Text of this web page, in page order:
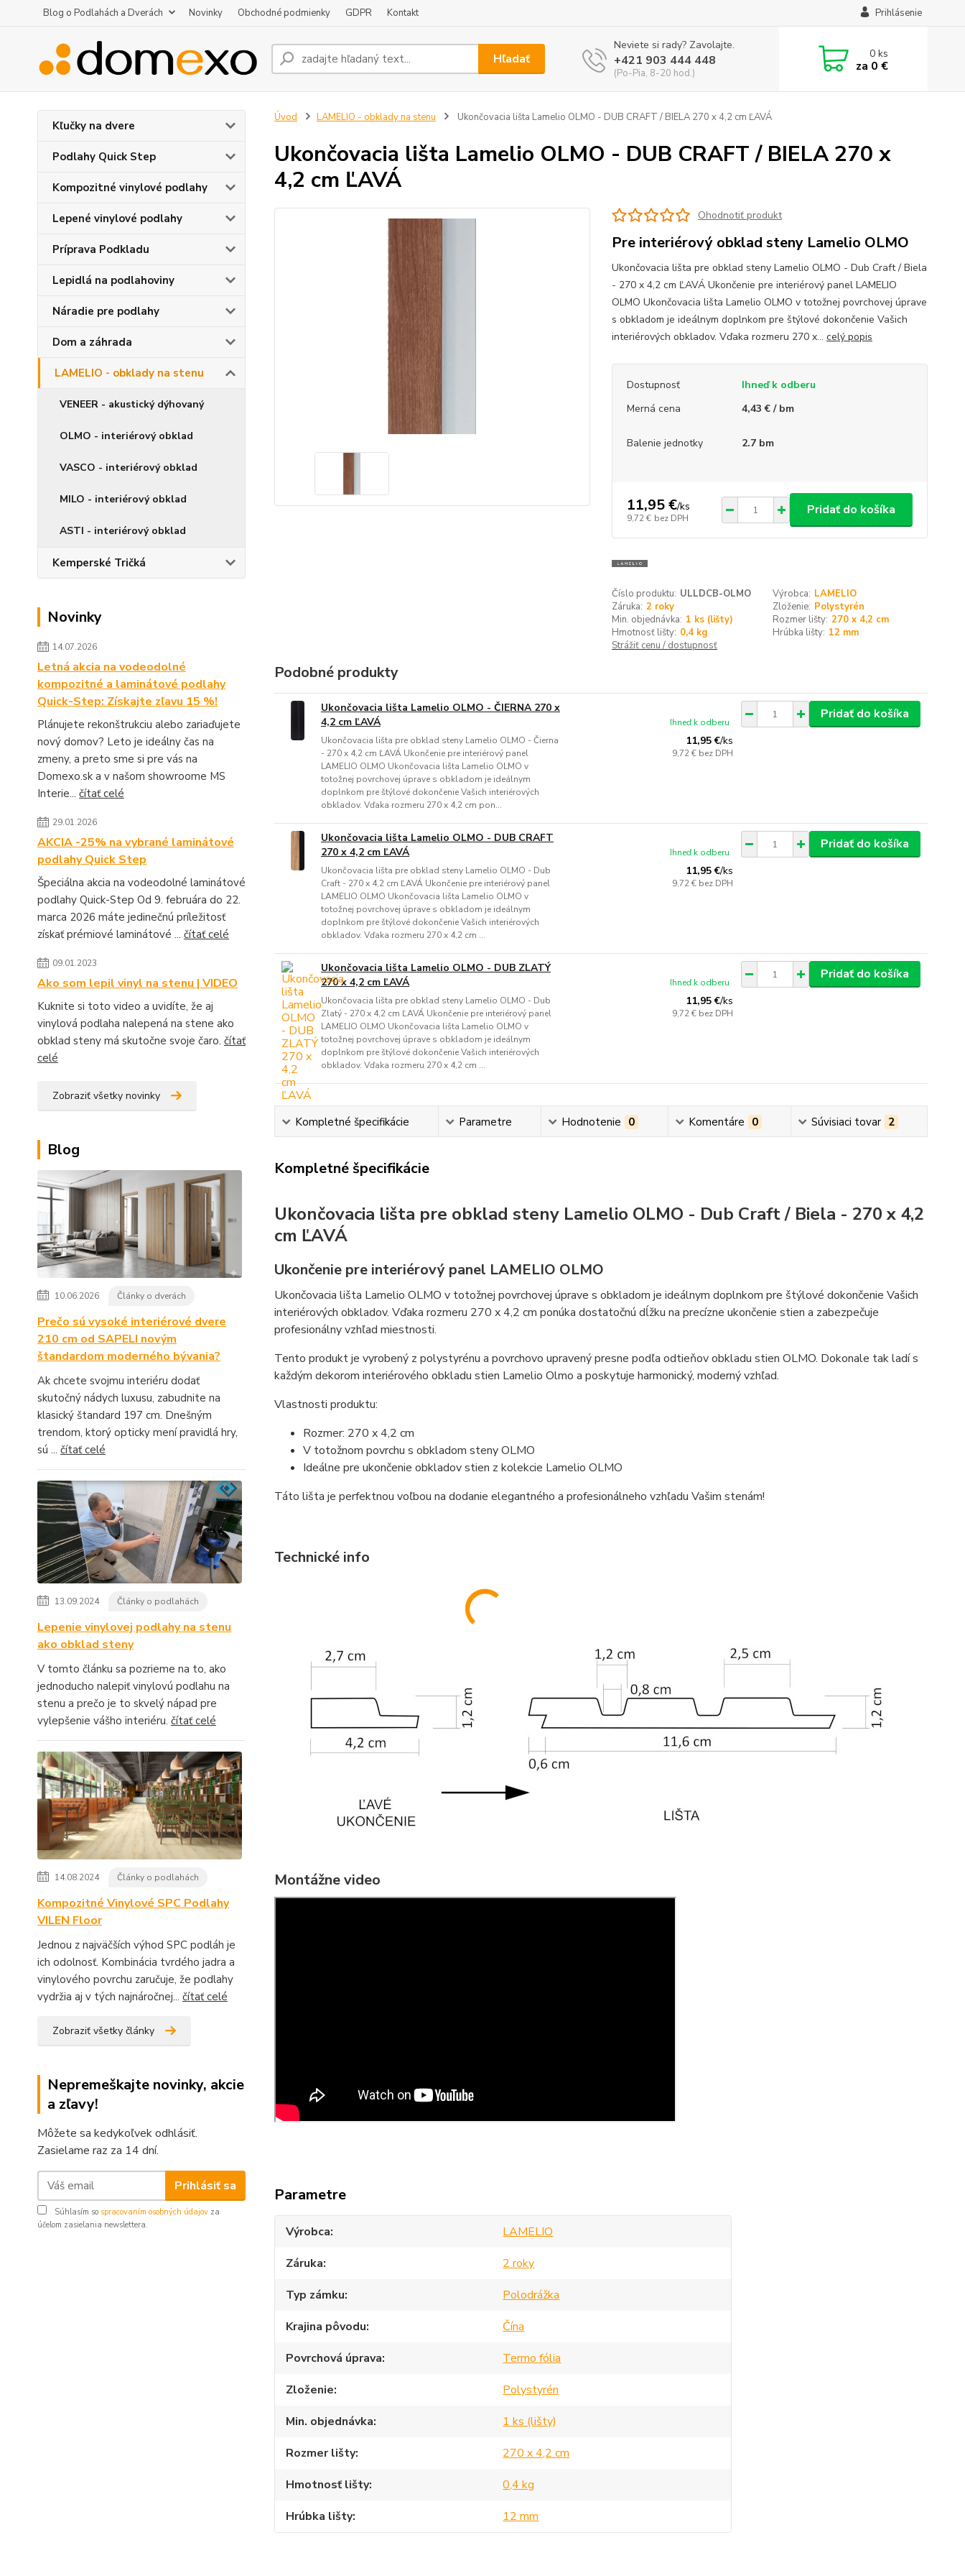
Blog o Podlahách a Dverách Novinky Obchodné podmienky GDPR Kontakt Prihlásenie
Hľadať
Neviete si rady? Zavolajte.
+421 903 444 448
(Po-Pia, 8-20 hod.)
0ks
za 0 €
Kľučky na dvere
Podlahy Quick Step
Kompozitné vinylové podlahy
Lepené vinylové podlahy
Príprava Podkladu
Lepidlá na podlahoviny
Náradie pre podlahy
Dom a záhrada
LAMELIO - obklady na stenu
VENEER - akustický dýhovaný
OLMO - interiérový obklad
VASCO - interiérový obklad
MILO - interiérový obklad
ASTI - interiérový obklad
Kemperské Tričká
Novinky
14.07.2026
Letná akcia na vodeodolné
kompozitné a laminátové podlahy
Quick-Step: Získajte zľavu 15 %!
Plánujete rekonštrukciu alebo zariaďujete
nový domov? Leto je ideálny čas na
zmeny, a preto sme si pre vás na
Domexo.sk a v našom showroome MS
Interie... čítať celé
29.01.2026
AKCIA -25% na vybrané laminátové
podlahy Quick Step
Špeciálna akcia na vodeodolné laminátové
podlahy Quick-Step Od 9. februára do 22.
marca 2026 máte jedinečnú príležitosť
získať prémiové laminátové ... čítať celé
09.01.2023
Ako som lepil vinyl na stenu | VIDEO
Kuknite si toto video a uvidíte, že aj
vinylová podlaha nalepená na stene ako
obklad steny má skutočne svoje čaro. čítať
celé
Zobraziť všetky novinky
Blog
10.06.2026 Články o dverách
Prečo sú vysoké interiérové dvere
210 cm od SAPELI novým
štandardom moderného bývania?
Ak chcete svojmu interiéru dodať
skutočný nádych luxusu, zabudnite na
klasický štandard 197 cm. Dnešným
trendom, ktorý opticky mení pravidlá hry,
sú ... čítať celé
13.09.2024 Články o podlahách
Lepenie vinylovej podlahy na stenu
ako obklad steny
V tomto článku sa pozrieme na to, ako
jednoducho nalepiť vinylovú podlahu na
stenu a prečo je to skvelý nápad pre
vylepšenie vášho interiéru. čítať celé
14.08.2024 Články o podlahách
Kompozitné Vinylové SPC Podlahy
VILEN Floor
Jednou z najväčších výhod SPC podláh je
ich odolnosť. Kombinácia tvrdého jadra a
vinylového povrchu zaručuje, že podlahy
vydržia aj v tých najnáročnej... čítať celé
Zobraziť všetky články
Nepremeškajte novinky, akcie
a zľavy!
Môžete sa kedykoľvek odhlásiť.
Zasielame raz za 14 dní.
Prihlásiť sa
Súhlasím so spracovaním osobných údajov za
účelom zasielania newslettera.
Úvod LAMELIO - obklady na stenu Ukončovacia lišta Lamelio OLMO - DUB CRAFT / BIELA 270 x 4,2 cm ĽAVÁ
Ukončovacia lišta Lamelio OLMO - DUB CRAFT / BIELA 270 x
4,2 cm ĽAVÁ
Ohodnotiť produkt
Pre interiérový obklad steny Lamelio OLMO
Ukončovacia lišta pre obklad steny Lamelio OLMO - Dub Craft / Biela
- 270 x 4,2 cm ĽAVÁ Ukončenie pre interiérový panel LAMELIO
OLMO Ukončovacia lišta Lamelio OLMO v totožnej povrchovej úprave
s obkladom je ideálnym doplnkom pre štýlové dokončenie Vašich
interiérových obkladov. Vďaka rozmeru 270 x... celý popis
Dostupnosť
Ihneď k odberu
Merná cena
4,43 € / bm
Balenie jednotky 2.7 bm
11,95 €/ks
9,72 € bez DPH
Pridať do košíka
Číslo produktu: ULLDCB-OLMO Výrobca: LAMELIO
Záruka: 2 roky Zloženie: Polystyrén
Min. objednávka: 1 ks (lišty) Rozmer lišty: 270 x 4,2 cm
Hmotnosť lišty: 0,4 kg Hrúbka lišty: 12 mm
Strážiť cenu / dostupnosť
Podobné produkty
Ukončovacia lišta Lamelio OLMO - ČIERNA 270 x
4,2 cm ĽAVÁ
Ukončovacia lišta pre obklad steny Lamelio OLMO - Čierna
- 270 x 4,2 cm ĽAVÁ Ukončenie pre interiérový panel
LAMELIO OLMO Ukončovacia lišta Lamelio OLMO v
totožnej povrchovej úprave s obkladom je ideálnym
doplnkom pre štýlové dokončenie Vašich interiérových
obkladov. Vďaka rozmeru 270 x 4,2 cm pon...
11,95 €/ks
9,72 € bez DPH
Ihneď k odberu
Pridať do košíka
Ukončovacia lišta Lamelio OLMO - DUB CRAFT
270 x 4,2 cm ĽAVÁ
Ukončovacia lišta pre obklad steny Lamelio OLMO - Dub
Craft - 270 x 4,2 cm ĽAVÁ Ukončenie pre interiérový panel
LAMELIO OLMO Ukončovacia lišta Lamelio OLMO v
totožnej povrchovej úprave s obkladom je ideálnym
doplnkom pre štýlové dokončenie Vašich interiérových
obkladov. Vďaka rozmeru 270 x 4,2 cm ...
11,95 €/ks
9,72 € bez DPH
Ihneď k odberu
Pridať do košíka
Ukončovacia lišta Lamelio OLMO - DUB ZLATÝ
270 x 4,2 cm ĽAVÁ
Ukončovacia lišta pre obklad steny Lamelio OLMO - Dub
Zlatý - 270 x 4,2 cm ĽAVÁ Ukončenie pre interiérový panel
LAMELIO OLMO Ukončovacia lišta Lamelio OLMO v
totožnej povrchovej úprave s obkladom je ideálnym
doplnkom pre štýlové dokončenie Vašich interiérových
obkladov. Vďaka rozmeru 270 x 4,2 cm ...
11,95 €/ks
9,72 € bez DPH
Ihneď k odberu
Pridať do košíka
Kompletné špecifikácie Parametre Hodnotenie 0 Komentáre 0 Súvisiaci tovar 2
Kompletné špecifikácie
Ukončovacia lišta pre obklad steny Lamelio OLMO - Dub Craft / Biela - 270 x 4,2
cm ĽAVÁ
Ukončenie pre interiérový panel LAMELIO OLMO
Ukončovacia lišta Lamelio OLMO v totožnej povrchovej úprave s obkladom je ideálnym doplnkom pre štýlové dokončenie Vašich
interiérových obkladov. Vďaka rozmeru 270 x 4,2 cm ponúka dostatočnú dĺžku na precízne ukončenie stien a zabezpečuje
profesionálny vzhľad miestnosti.
Tento produkt je vyrobený z polystyrénu a povrchovo upravený presne podľa odtieňov obkladu stien OLMO. Dokonale tak ladí s
každým dekorom interiérového obkladu stien Lamelio Olmo a poskytuje harmonický, moderný vzhľad.
Vlastnosti produktu:
Rozmer: 270 x 4,2 cm
V totožnom povrchu s obkladom steny OLMO
Ideálne pre ukončenie obkladov stien z kolekcie Lamelio OLMO
Táto lišta je perfektnou voľbou na dodanie elegantného a profesionálneho vzhľadu Vašim stenám!
Technické info
Montážne video
Parametre
Výrobca
LAMELIO
Záruka
2 roky
Typ zámku
Polodrážka
Krajina pôvodu
Čína
Povrchová úprava
Termo fólia
Zloženie
Polystyrén
Min. objednávka
1 ks (lišty)
Rozmer lišty
270 x 4,2 cm
Hmotnosť lišty
0,4 kg
Hrúbka lišty
12 mm